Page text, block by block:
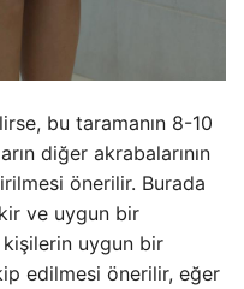
bu taramanın 8-10
diğer akrabalarının
önerilir. Burada
ve uygun bir
uygun bir
edilmesi önerilir, eğer